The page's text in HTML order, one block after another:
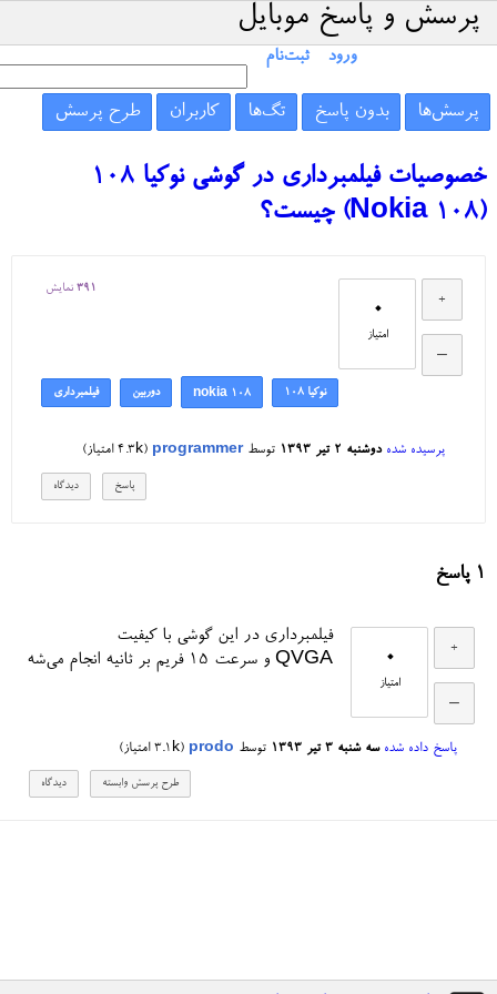
پرسش و پاسخ موبایل
ورود ثبت‌نام
پرسش‌ها بدون پاسخ تگ‌ها کاربران طرح پرسش
خصوصیات فیلمبرداری در گوشی نوکیا 108
(Nokia 108) چیست؟
0
امتیاز
391 نمایش
نوکیا 108 nokia 108 دوربین فیلمبرداری
پرسیده شده دوشنبه ۲ تیر ۱۳۹۳ توسطprogrammer
(
4.3k امتیاز)
1 پاسخ
0
امتیاز
فیلمبرداری در این گوشی با کیفیت
QVGA و سرعت 15 فریم بر ثانیه انجام می‌شه
پاسخ داده شده سه شنبه ۳ تیر ۱۳۹۳ توسط prodo
(
3.1k امتیاز)